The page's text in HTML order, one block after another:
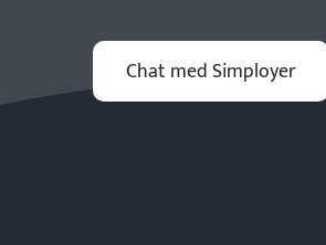
Chat med Simployer